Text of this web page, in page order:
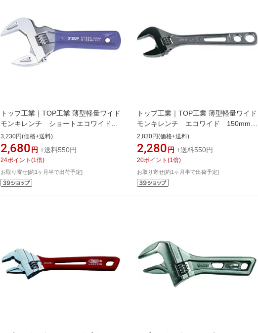
トップ工業｜TOP工業 薄型軽量ワイド
モンキレンチ ショートエコワイド
口開寸法7~26 HY26S
3,230円(価格+送料)
2,680 円 +送料550円
24ポイント (1 倍)
お取り寄せ[約1ヶ月半で出荷予定]
トップ工業｜TOP工業 薄型軽量ワイド
モンキレンチ エコワイド 150mm口
開寸法7~26 HY26
2,830円(価格+送料)
2,280 円 +送料550円
20ポイント (1 倍)
お取り寄せ[約1ヶ月半で出荷予定]